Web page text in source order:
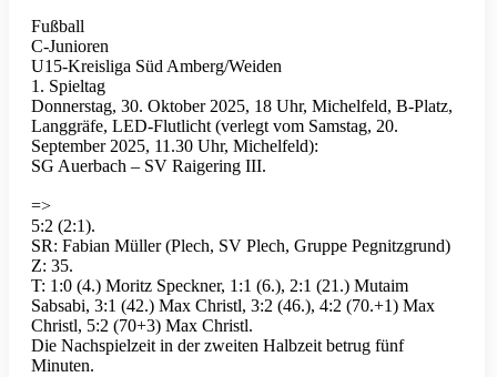
Fußball
C-Junioren
U15-Kreisliga Süd Amberg/Weiden
1. Spieltag
Donnerstag, 30. Oktober 2025, 18 Uhr, Michelfeld, B-Platz,
Langgräfe, LED-Flutlicht (verlegt vom Samstag, 20.
September 2025, 11.30 Uhr, Michelfeld):
SG Auerbach – SV Raigering III.
=>
5:2 (2:1).
SR: Fabian Müller (Plech, SV Plech, Gruppe Pegnitzgrund)
Z: 35.
T: 1:0 (4.) Moritz Speckner, 1:1 (6.), 2:1 (21.) Mutaim
Sabsabi, 3:1 (42.) Max Christl, 3:2 (46.), 4:2 (70.+1) Max
Christl, 5:2 (70+3) Max Christl.
Die Nachspielzeit in der zweiten Halbzeit betrug fünf
Minuten.